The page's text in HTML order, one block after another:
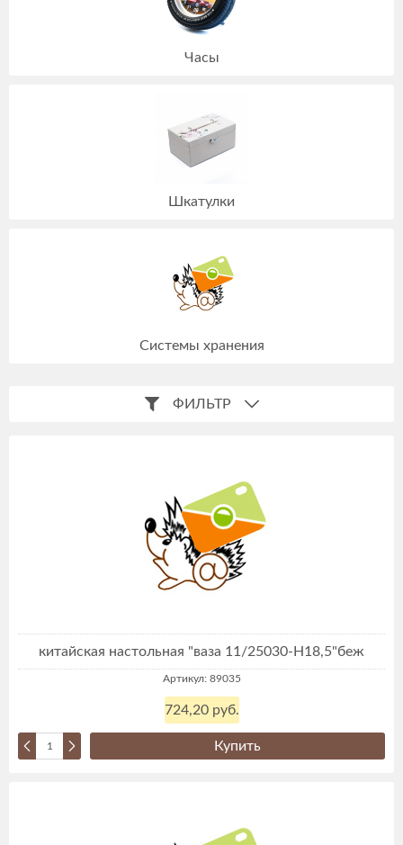
Часы
Шкатулки
Системы хранения
ФИЛЬТР
китайская настольная "ваза 11/25030-Н18,5"беж
Артикул: 89035
724,20 руб.
Купить